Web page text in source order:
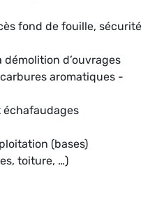
fond de fouille, sécurité
d’ouvrages
aromatiques -
échafaudages
(bases)
toiture, …)